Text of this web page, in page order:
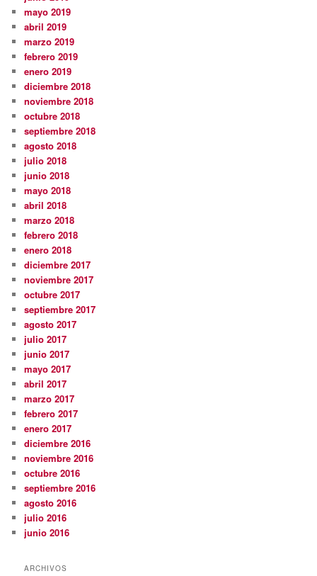
mayo 2019
abril 2019
marzo 2019
febrero 2019
enero 2019
diciembre 2018
noviembre 2018
octubre 2018
septiembre 2018
agosto 2018
julio 2018
junio 2018
mayo 2018
abril 2018
marzo 2018
febrero 2018
enero 2018
diciembre 2017
noviembre 2017
octubre 2017
septiembre 2017
agosto 2017
julio 2017
junio 2017
mayo 2017
abril 2017
marzo 2017
febrero 2017
enero 2017
diciembre 2016
noviembre 2016
octubre 2016
septiembre 2016
agosto 2016
julio 2016
junio 2016
ARCHIVOS